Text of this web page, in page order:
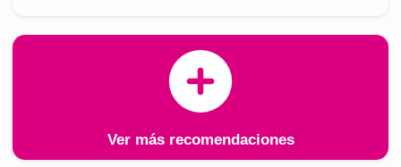
Ver más recomendaciones